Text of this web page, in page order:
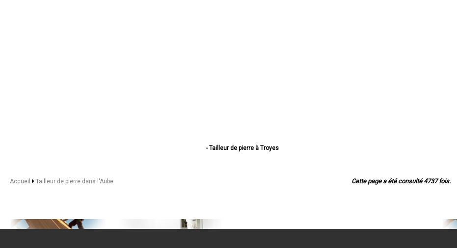
- Tailleur de pierre à Troyes
- Tailleur de pierre à Pont-Sainte-Marie
- Tailleur de pierre à Bar-sur-Seine
Cette page a été consulté 4737 fois.
Accueil Tailleur de pierre dans l'Aube